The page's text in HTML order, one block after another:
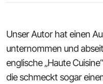
Unser Autor hat einen
unternommen und
englische „Haute
die schmeckt sogar